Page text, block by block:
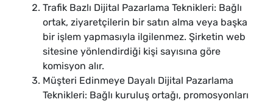
Trafik Bazlı Dijital Pazarlama Teknikleri: Bağlı
ortak, ziyaretçilerin bir satın alma veya başka
bir işlem yapmasıyla ilgilenmez. Şirketin web
sitesine yönlendirdiği kişi sayısına göre
komisyon alır.
Müşteri Edinmeye Dayalı Dijital Pazarlama
Teknikleri: Bağlı kuruluş ortağı, promosyonları